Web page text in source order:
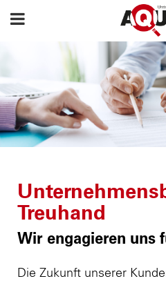
Treuhand
Wir engagieren uns
Die Zukunft unserer